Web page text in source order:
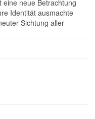
neue Betrachtung
Identität ausmachte
Sichtung aller